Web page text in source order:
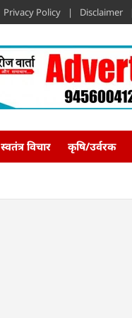
Privacy Policy Disclaimer
स्वतंत्र विचार कृषि/उर्वरक